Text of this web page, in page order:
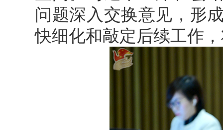
问题深入交换意见，形
快细化和敲定后续工作